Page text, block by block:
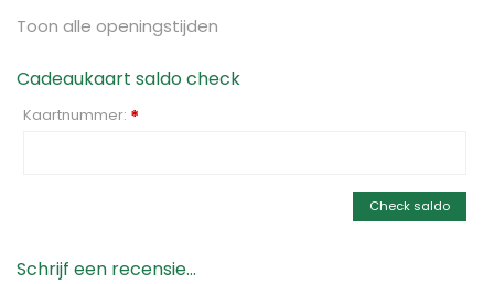
Toon alle openingstijden
Cadeaukaart saldo check
Kaartnummer: *
Check saldo
Schrijf een recensie...